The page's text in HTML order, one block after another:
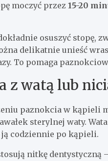
moczyć przez15-20
osuszyć stopę,
delikatnie unieść
To pomaga
z watą lub
paznokcia w kąpieli
sterylnej waty.
codziennie po kąpieli.
nitkę dentystyczną